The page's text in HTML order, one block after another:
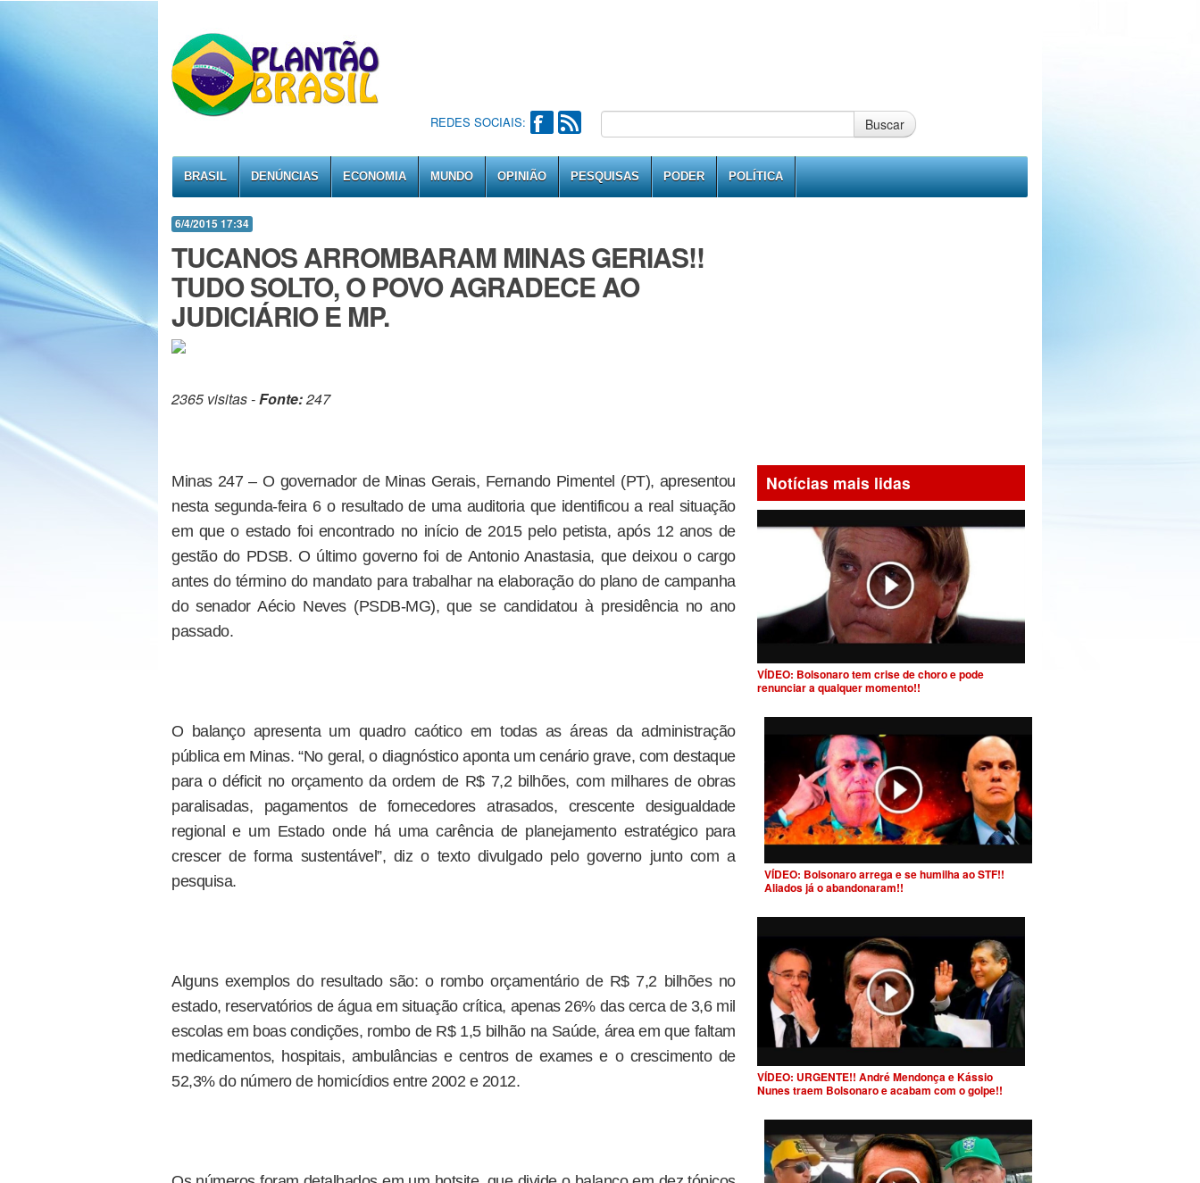
REDES SOCIAIS: Buscar
BRASIL DENÚNCIAS ECONOMIA MUNDO OPINIÃO PESQUISAS PODER POLÍTICA
6/4/2015 17:34
TUCANOS ARROMBARAM MINAS GERIAS!!
TUDO SOLTO, O POVO AGRADECE AO
JUDICIÁRIO E MP.
2365 visitas -Fonte:247
Minas 247 – O governador de Minas Gerais, Fernando Pimentel (PT), apresentou
nesta segunda-feira 6 o resultado de uma auditoria que identificou a real situação
em que o estado foi encontrado no início de 2015 pelo petista, após 12 anos de
gestão do PDSB. O último governo foi de Antonio Anastasia, que deixou o cargo
antes do término do mandato para trabalhar na elaboração do plano de campanha
do senador Aécio Neves (PSDB-MG), que se candidatou à presidência no ano
passado.
O balanço apresenta um quadro caótico em todas as áreas da administração
pública em Minas. “No geral, o diagnóstico aponta um cenário grave, com destaque
para o déficit no orçamento da ordem de R$ 7,2 bilhões, com milhares de obras
paralisadas, pagamentos de fornecedores atrasados, crescente desigualdade
regional e um Estado onde há uma carência de planejamento estratégico para
crescer de forma sustentável”, diz o texto divulgado pelo governo junto com a
pesquisa.
Alguns exemplos do resultado são: o rombo orçamentário de R$ 7,2 bilhões no
estado, reservatórios de água em situação crítica, apenas 26% das cerca de 3,6 mil
escolas em boas condições, rombo de R$ 1,5 bilhão na Saúde, área em que faltam
medicamentos, hospitais, ambulâncias e centros de exames e o crescimento de
52,3% do número de homicídios entre 2002 e 2012.
Notícias mais lidas
VÍDEO: Bolsonaro tem crise de choro e pode
renunciar a qualquer momento!!
VÍDEO: Bolsonaro arrega e se humilha ao STF!!
Aliados já o abandonaram!!
VÍDEO: URGENTE!! André Mendonça e Kássio
Nunes traem Bolsonaro e acabam com o golpe!!